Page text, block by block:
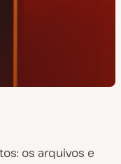
os arquivos e